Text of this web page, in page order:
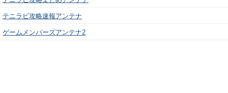
テニラビ攻略速報アンテナ
ゲームメンバーズアンテナ2